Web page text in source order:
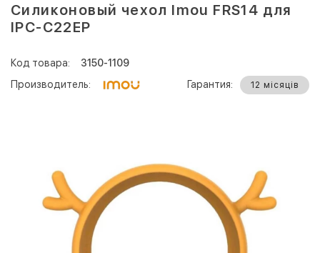
Силиконовый чехол Imou FRS14 для
IPC-C22EP
Код товара:
3150-1109
Производитель:
Гарантия: 12 місяців